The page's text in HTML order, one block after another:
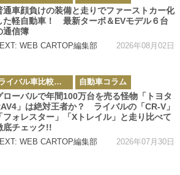
通車顔負けの装備と走りでファーストカー化
た軽自動車！ 最新ターボ＆EVモデル６台
通信簿
WEB CARTOP編集部 2026年08月02日
ライバル車比較テスト 自動車コラム
ローバルで年間100万台を売る怪物「トヨタ
」は絶対王者か？ ライバルの「CR-V」
フォレスター」「Xトレイル」と走り比べて
底チェック!!
WEB CARTOP編集部 2026年07月30日